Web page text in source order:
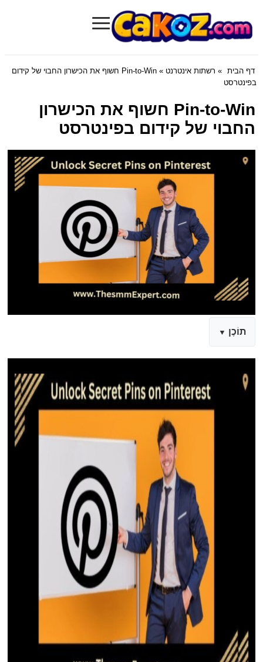
Cakoz.com
≡
דף הבית » רשתות אינטרנט
» Pin-to-Win חשוף את הכישרון החבוי של קידום
בפינטרסט
Pin-to-Win חשוף את הכישרון
החבוי של קידום בפינטרסט
תוֹכֶן